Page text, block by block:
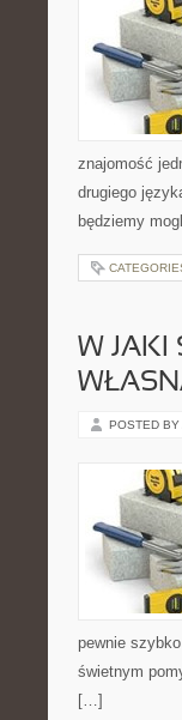
znajomość
drugiego
będziemy
W JAKI
POSTED BY
pewnie
świetnym
[…]